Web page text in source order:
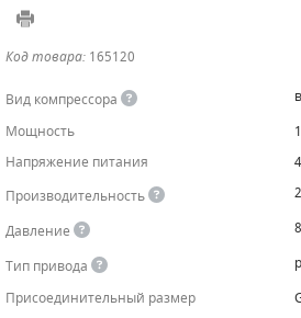
Код товара: 165120
Вид компрессора
Мощность
Напряжение питания
Производительность
Давление
Тип привода
Присоединительный размер
ЧИЛЛЕРЫ
КОНТЕЙНЕРЫ ДЛЯ ОБОРУДОВАНИЯ
БЕНЗИНОВЫЕ МОТОПОМПЫ
ДИЗЕЛЬНЫЕ МОТОПОМПЫ
ОСВЕТИТЕЛЬНЫЕ МАЧТЫ
ЛЕНТОЧНОПИЛЬНЫЕ СТАНКИ
ПРЕДОХРАНИТЕЛЬНЫЕ КЛАПАНЫ
ВПУСКНЫЕ КЛАПАНЫ
ОБРАТНЫЕ КЛАПАНЫ
КЛАПАНЫ МИНИМАЛЬНОГО ДАВЛЕНИЯ